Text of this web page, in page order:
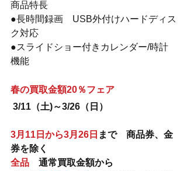
商品特長
●長時間録画　USB外付けハードディス
ク対応
●スライドショー付きカレンダー/時計
機能
春の買取金額20％フェア
3/11（土)～3/26（日）
3月11日から3月26日 まで　商品券、金
券を除く
全品 通常買取金額から